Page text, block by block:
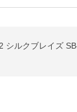
ルクブレイズ